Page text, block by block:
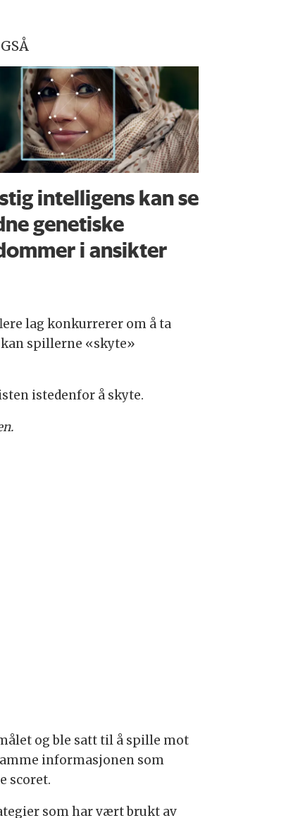
intelligens kan se
genetiske
i ansikter
lag konkurrerer om å ta
kan spillerne «skyte»
istedenfor å skyte.
og ble satt til å spille mot
informasjonen som
scoret.
som har vært brukt av